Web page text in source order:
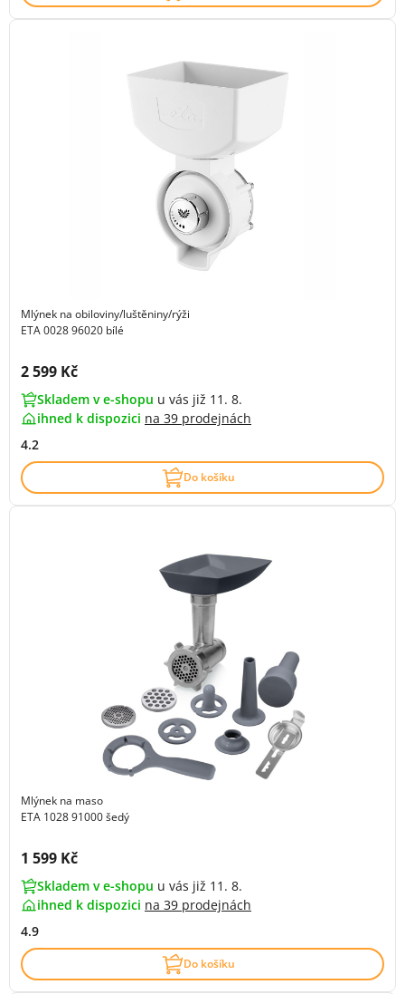
Mlýnek na obiloviny/luštěniny/rýži
ETA 0028 96020 bílé
Cena s DPH:
2 599 Kč
Skladem v e-shopu u vás již 11. 8.
ihned k dispozici na 39 prodejnách
4.2
Do košíku
Mlýnek na maso
ETA 1028 91000 šedý
Cena s DPH:
1 599 Kč
Skladem v e-shopu u vás již 11. 8.
ihned k dispozici na 39 prodejnách
4.9
Do košíku